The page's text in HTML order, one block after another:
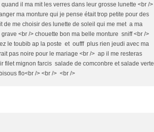
il ma mit les verres dans leur grosse lunette <br />
ma monture qui je pense était trop petite pour des
de me choisir des lunette de soleil qui me met a ma
<br /> chouette bon ma belle monture sniff <br />
le toubib ap la poste et oufff plus rien jeudi avec ma
pas noire pour le mariage <br /> ap il me resteras
filet mignon farcis salade de comconbre et salade verte
flo<br /> <br /> <br />